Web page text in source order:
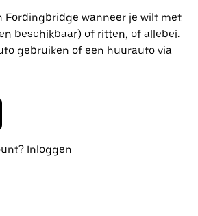
Fordingbridge wanneer je wilt met
beschikbaar) of ritten, of allebei.
gebruiken of een huurauto via
Inloggen